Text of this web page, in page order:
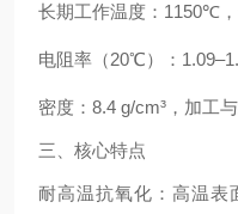
长期工作温度： 1150℃
电阻率（20℃）：
密度：8.4 g/cm³，加工
三、核心特点
耐高温抗氧化 ：高温表